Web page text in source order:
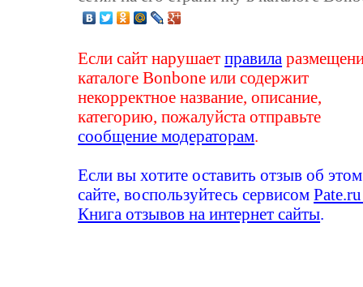
Если сайт нарушаетправила
каталоге Bonbone или содержит
некорректное название, описание,
категорию, пожалуйста отправьте
сообщение модераторам
Если вы хотите оставить отзыв об этом
сайте, воспользуйтесь сервисом
Книга отзывов на интернет сайты